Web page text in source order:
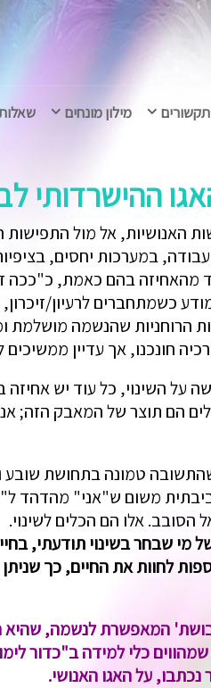
תקשורים מילון מונחים
לבין
האנושיות, אל מול התפישות
במערכות יחסים,
מהאחיזה בהם כאמת, כ"ככה
כשמתחברים לרעיון/
הרוחניות שהנשמה
חונכנו, אך עדיין ממשיכים
השינוי, כל עוד יש
תוצר של המאבק הזה; אנו
טמונה בתחושת
משום ש"אני" מהדהד
הסובב. אלו הם הכלים לשינוי.
שבחר בשינוי תודעתי, בחיים
לחוות את החיים, כך
המאפשרת לנשמה, שהיא
כלי למידה ב"כדור
על האגו האנושי.